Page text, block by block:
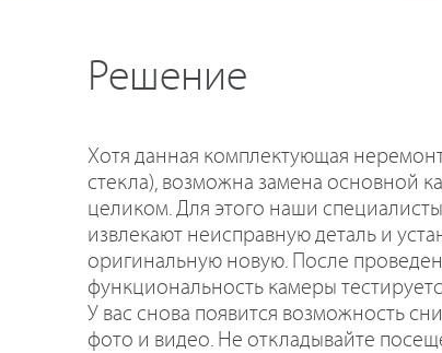
Решение
Хотя данная комплектующая
стекла), возможна замена основной
целиком. Для этого наши
извлекают неисправную деталь и
оригинальную новую. После
функциональность камеры
У вас снова появится возможность
фото и видео. Не откладывайте